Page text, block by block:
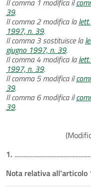
39.
Il comma 2 modifica la
1997, n. 39.
Il comma 3 sostituisce la
giugno 1997, n. 39.
Il comma 4 modifica la
1997, n. 39.
Il comma 5 modifica il
39.
Il comma 6 modifica il
39.
1.
Nota relativa all'articolo